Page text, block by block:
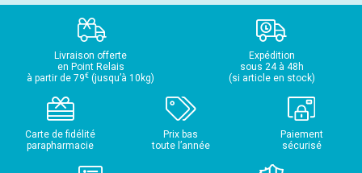
Livraison offerte
en Point Relais
à partir de 79€ (jusqu’à 10kg)
Expédition
sous 24 à 48h
(si article en stock)
Carte de fidélité
parapharmacie
Prix bas
toute l’année
Paiement
sécurisé